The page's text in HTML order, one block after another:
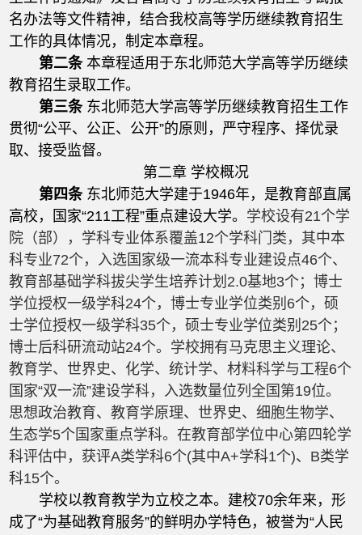
名办法等文件精神，结合我校高等学历继续教育招生
工作的具体情况，制定本章程。
第二条 本章程适用于东北师范大学高等学历继续
教育招生录取工作。
第三条 东北师范大学高等学历继续教育招生工作
贯彻“公平、公正、公开”的原则，严守程序、择优录
取、接受监督。
第二章 学校概况
第四条 东北师范大学建于1946年，是教育部直属
高校，国家“211工程”重点建设大学。 学校设有21个学
院（部），学科专业体系覆盖12个学科门类，其中本
科专业72个，入选国家级一流本科专业建设点46个、
教育部基础学科拔尖学生培养计划2.0基地3个；博士
学位授权一级学科24个，博士专业学位类别6个，硕
士学位授权一级学科35个，硕士专业学位类别25个；
博士后科研流动站24个。学校拥有马克思主义理论、
教育学、世界史、化学、统计学、材料科学与工程6个
国家“双一流”建设学科，入选数量位列全国第19位。
思想政治教育、教育学原理、世界史、细胞生物学、
生态学5个国家重点学科。在教育部学位中心第四轮学
科评估中，获评A类学科6个(其中A+学科1个)、B类学
科15个。
学校以教育教学为立校之本。建校70余年来，形
成了“为基础教育服务”的鲜明办学特色，被誉为“人民